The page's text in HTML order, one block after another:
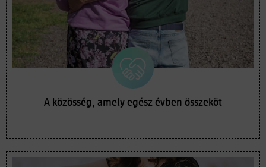
A közösség, amely egész évben összeköt